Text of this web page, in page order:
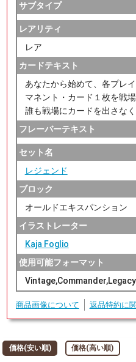
サブタイプ
レアリティ
レア
カードテキスト
あなたから始めて、各プレ
マネント・カード１枚を戦
誰も戦場にカードを出さなく
フレーバーテキスト
セット名
レジェンド
ブロック
オールドエキスパンション
イラストレーター
Kaja Foglio
使用可能フォーマット
Vintage,Commander,Legacy
商品画像について 返品特約に
価格(安い順) 価格(高い順)